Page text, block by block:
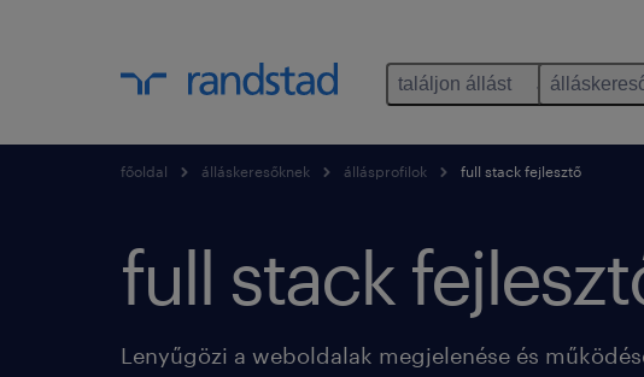
találjon állást
főoldal álláskeresőknek állásprofilok full stack fejlesztő
full stack
Lenyűgözi a weboldalak megjelenése és